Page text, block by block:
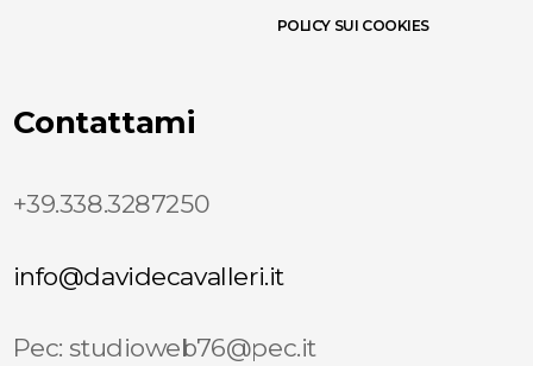
POLICY SUI COOKIES
Contattami
+39.338.3287250
info@davidecavalleri.it
Pec: studioweb76@pec.it